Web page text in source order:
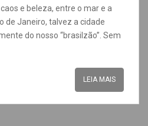
e beleza, entre o mar e a
de Janeiro, talvez a cidade
do nosso “brasilzão”. Sem
LEIA MAIS